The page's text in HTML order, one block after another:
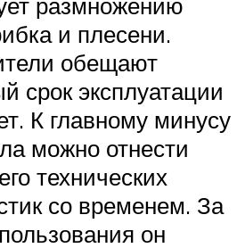
и плесени.
обещают
срок эксплуатации
К главному минусу
можно отнести
технических
со временем. За
он